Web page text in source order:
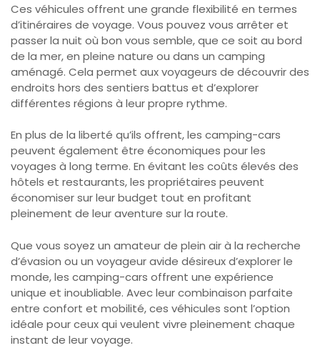
Ces véhicules offrent une grande flexibilité en termes
d’itinéraires de voyage. Vous pouvez vous arrêter et
passer la nuit où bon vous semble, que ce soit au bord
de la mer, en pleine nature ou dans un camping
aménagé. Cela permet aux voyageurs de découvrir des
endroits hors des sentiers battus et d’explorer
différentes régions à leur propre rythme.
En plus de la liberté qu’ils offrent, les camping-cars
peuvent également être économiques pour les
voyages à long terme. En évitant les coûts élevés des
hôtels et restaurants, les propriétaires peuvent
économiser sur leur budget tout en profitant
pleinement de leur aventure sur la route.
Que vous soyez un amateur de plein air à la recherche
d’évasion ou un voyageur avide désireux d’explorer le
monde, les camping-cars offrent une expérience
unique et inoubliable. Avec leur combinaison parfaite
entre confort et mobilité, ces véhicules sont l’option
idéale pour ceux qui veulent vivre pleinement chaque
instant de leur voyage.